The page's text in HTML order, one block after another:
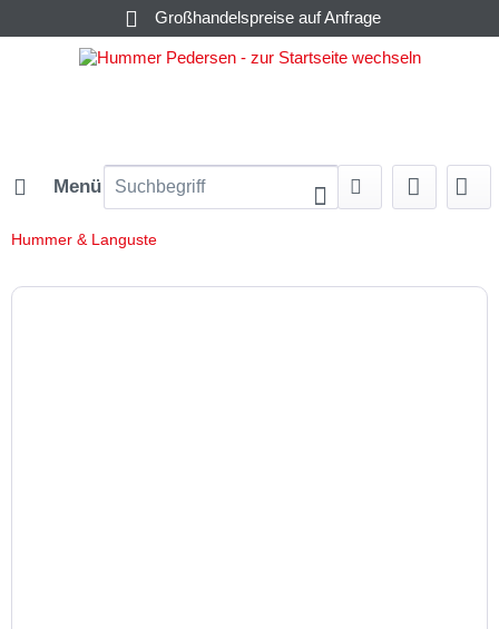
Großhandelspreise auf Anfrage
Menü
Hummer & Languste